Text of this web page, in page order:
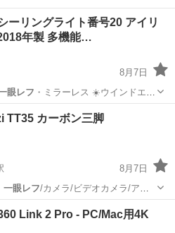
ーリングライト番号20 アイリ
年製 多機能…
8月7日
眼レフ ・ミラーレス ☀️ウインドエア
カーボン三脚
8月7日
一眼レフ/カメラ/ビデオカメラ/アク
Link 2 Pro - PC/Mac用4K